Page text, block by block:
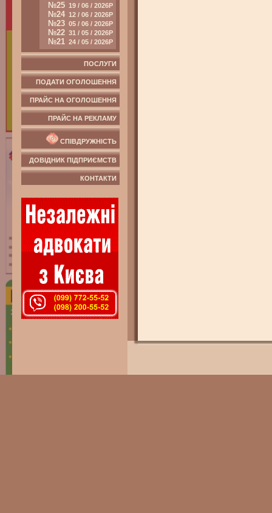
№25 19 / 06 / 2026Р
№24 12 / 06 / 2026Р
№23 05 / 06 / 2026Р
№22 31 / 05 / 2026Р
№21 24 / 05 / 2026Р
ПОСЛУГИ
ПОДАТИ ОГОЛОШЕННЯ
ПРАЙС НА ОГОЛОШЕННЯ
ПРАЙС НА РЕКЛАМУ
СПІВДРУЖНІСТЬ
ДОВІДНИК ПІДПРИЄМСТВ
КОНТАКТИ